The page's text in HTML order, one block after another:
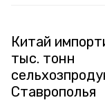
Китай
тыс. тонн
Ставрополья